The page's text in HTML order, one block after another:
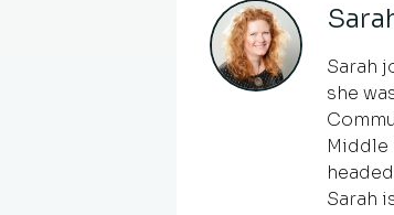
Sarah
she
Middle
Sarah